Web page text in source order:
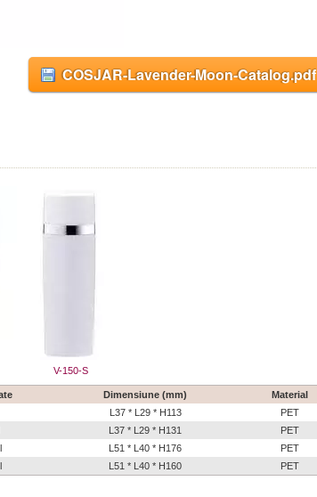
COSJAR-Lavender-Moon-Catalog.pdf
V-150-S
Dimensiune (mm)
Material
L37 * L29 * H113
PET
L37 * L29 * H131
PET
L51 * L40 * H176
PET
L51 * L40 * H160 PET